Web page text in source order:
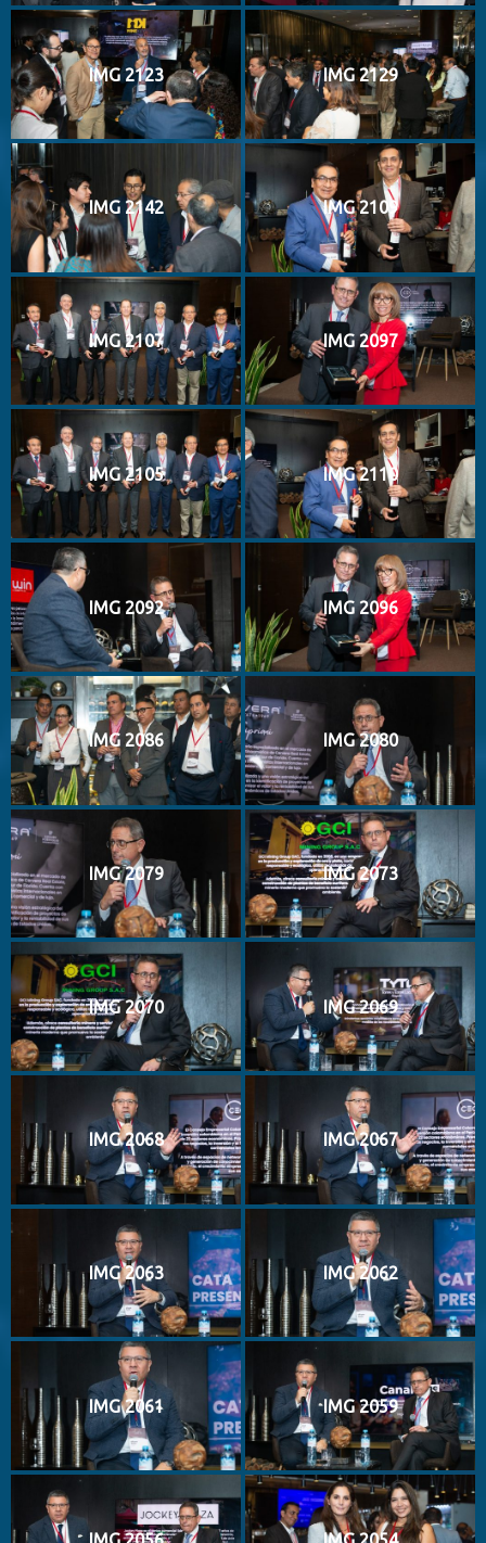
IMG 2123 IMG 2129
IMG 2142 IMG 2109
IMG 2107 IMG 2097
IMG 2105 IMG 2110
IMG 2092 IMG 2096
IMG 2086 IMG 2080
IMG 2079 IMG 2073
IMG 2070 IMG 2069
IMG 2068 IMG 2067
IMG 2063 IMG 2062
IMG 2061 IMG 2059